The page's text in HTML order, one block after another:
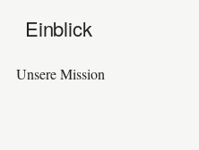
Einblick
Unsere Mission